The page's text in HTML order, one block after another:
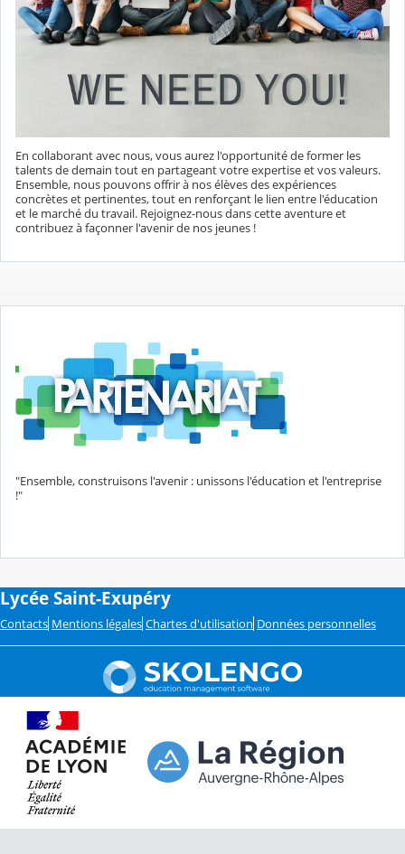
En collaborant avec nous, vous aurez l'opportunité de former les
talents de demain tout en partageant votre expertise et vos valeurs.
Ensemble, nous pouvons offrir à nos élèves des expériences
concrètes et pertinentes, tout en renforçant le lien entre l'éducation
et le marché du travail. Rejoignez-nous dans cette aventure et
contribuez à façonner l'avenir de nos jeunes !
"Ensemble, construisons l'avenir : unissons l'éducation et l'entreprise
!"
Lycée Saint-Exupéry
Contacts Mentions légales Chartes d'utilisation Données personnelles